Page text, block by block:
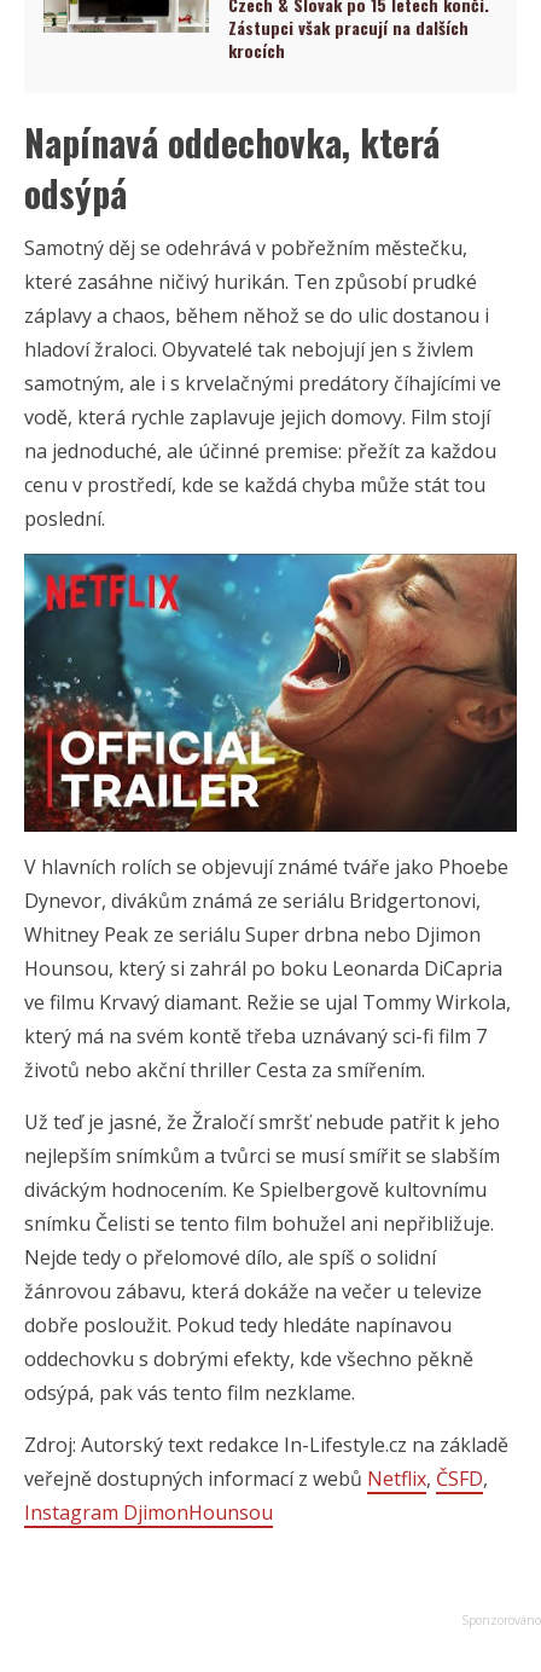
Zástupci však pracují na dalších
krocích
Napínavá oddechovka, která
odsýpá
Samotný děj se odehrává v pobřežním městečku,
které zasáhne ničivý hurikán. Ten způsobí prudké
záplavy a chaos, během něhož se do ulic dostanou i
hladoví žraloci. Obyvatelé tak nebojují jen s živlem
samotným, ale i s krvelačnými predátory číhajícími ve
vodě, která rychle zaplavuje jejich domovy. Film stojí
na jednoduché, ale účinné premise: přežít za každou
cenu v prostředí, kde se každá chyba může stát tou
poslední.
V hlavních rolích se objevují známé tváře jako Phoebe
Dynevor, divákům známá ze seriálu Bridgertonovi,
Whitney Peak ze seriálu Super drbna nebo Djimon
Hounsou, který si zahrál po boku Leonarda DiCapria
ve filmu Krvavý diamant. Režie se ujal Tommy Wirkola,
který má na svém kontě třeba uznávaný sci-fi film 7
životů nebo akční thriller Cesta za smířením.
Už teď je jasné, že Žraločí smršť nebude patřit k jeho
nejlepším snímkům a tvůrci se musí smířit se slabším
diváckým hodnocením. Ke Spielbergově kultovnímu
snímku Čelisti se tento film bohužel ani nepřibližuje.
Nejde tedy o přelomové dílo, ale spíš o solidní
žánrovou zábavu, která dokáže na večer u televize
dobře posloužit. Pokud tedy hledáte napínavou
oddechovku s dobrými efekty, kde všechno pěkně
odsýpá, pak vás tento film nezklame.
Zdroj: Autorský text redakce In-Lifestyle.cz na základě
veřejně dostupných informací z webů Netflix, ČSFD,
Instagram DjimonHounsou